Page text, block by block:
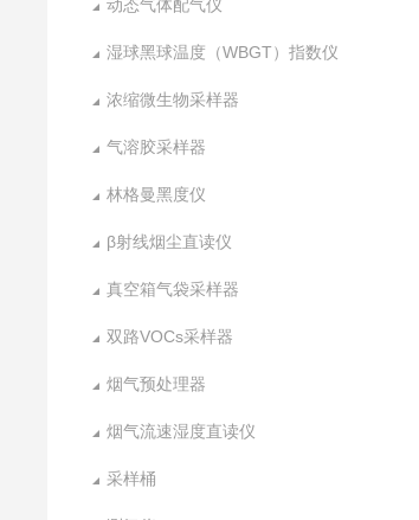
动态气体配气仪
湿球黑球温度（WBGT）指数仪
浓缩微生物采样器
气溶胶采样器
林格曼黑度仪
β射线烟尘直读仪
真空箱气袋采样器
双路VOCs采样器
烟气预处理器
烟气流速湿度直读仪
采样桶